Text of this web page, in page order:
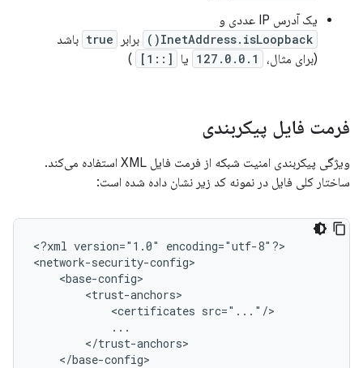
یک آدرس IP عددی و
InetAddress.isLoopback() برابر true باشد
(برای مثال،
127.0.0.1 یا [::1]
)
فرمت فایل پیکربندی
ویژگی پیکربندی امنیت شبکه از فرمت فایل XML استفاده می‌کند.
ساختار کلی فایل در نمونه کد زیر نشان داده شده است:
<?xml version="1.0"
encoding="utf-8"?>
<certificates
</base-config>